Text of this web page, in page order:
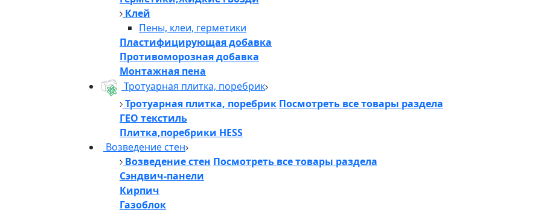
Клей
Пены, клеи, герметики
Пластифицирующая добавка
Противоморозная добавка
Монтажная пена
Тротуарная плитка, поребрик
Тротуарная плитка, поребрик Посмотреть все товары раздела
ГЕО текстиль
Плитка,поребрики HESS
Возведение стен
Возведение стен Посмотреть все товары раздела
Сэндвич-панели
Кирпич
Газоблок